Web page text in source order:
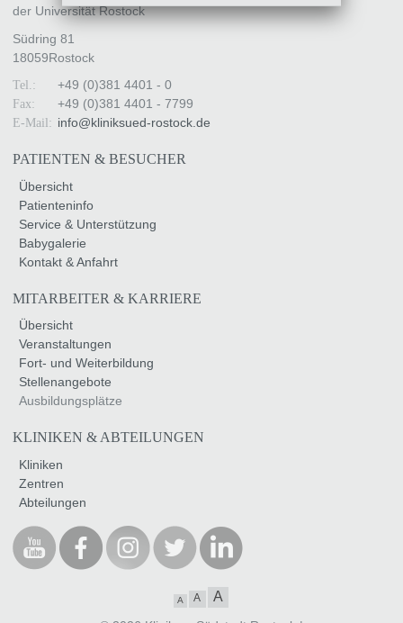
der Universität Rostock
Südring 81
18059Rostock
Tel.: +49 (0)381 4401 - 0
Fax: +49 (0)381 4401 - 7799
E-Mail: info@kliniksued-rostock.de
PATIENTEN & BESUCHER
Übersicht
Patienteninfo
Service & Unterstützung
Babygalerie
Kontakt & Anfahrt
MITARBEITER & KARRIERE
Übersicht
Veranstaltungen
Fort- und Weiterbildung
Stellenangebote
Ausbildungsplätze
KLINIKEN & ABTEILUNGEN
Kliniken
Zentren
Abteilungen
A A A